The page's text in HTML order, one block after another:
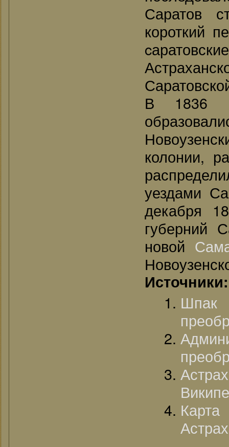
Саратов
короткий
В 1836
колонии,
уездами
декабря
губерний
новой
Источники:
Шпак